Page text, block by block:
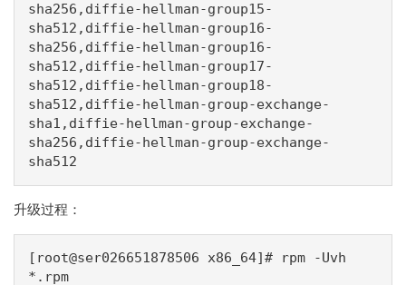
sha256,diffie-hellman-group15-
sha512,diffie-hellman-group16-
sha256,diffie-hellman-group16-
sha512,diffie-hellman-group17-
sha512,diffie-hellman-group18-
sha512,diffie-hellman-group-exchange-
sha1,diffie-hellman-group-exchange-
sha256,diffie-hellman-group-exchange-
sha512
升级过程：
[root@ser026651878506 x86_64]# rpm -Uvh
*.rpm